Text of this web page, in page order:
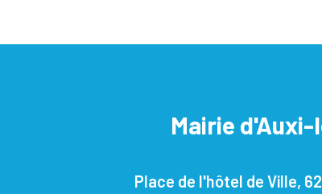
Mairie
Place de l'hôtel de Ville,